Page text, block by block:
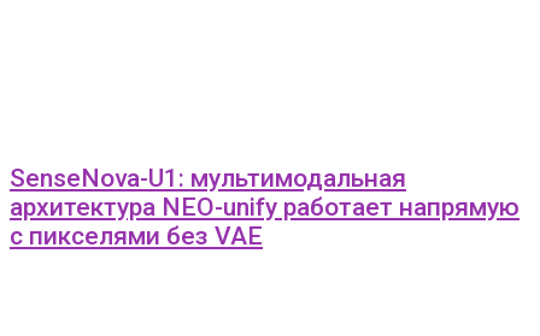
SenseNova-U1: мультимодальная
архитектура NEO-unify работает напрямую
с пикселями без VAE